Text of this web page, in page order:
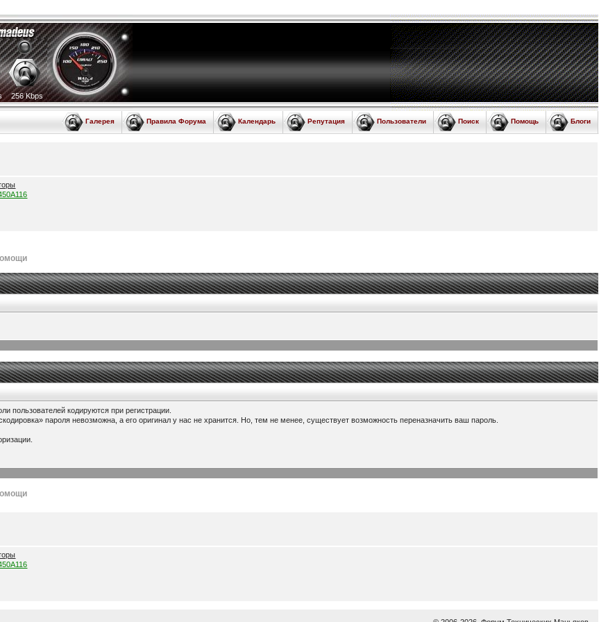
256 Kbps
Блоги
Помощь
Поиск
Пользователи
Репутация
Календарь
Правила Форума
Галерея
пользователей кодируются при регистрации.
пароля невозможна, а его оригинал у нас не хранится. Но, тем не менее, существует возможность переназначить ваш пароль.